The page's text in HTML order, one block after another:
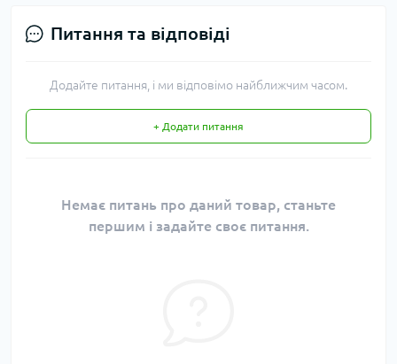
Питання та відповіді
Додайте питання, і ми відповімо найближчим часом.
+ Додати питання
Немає питань про даний товар, станьте
першим і задайте своє питання.